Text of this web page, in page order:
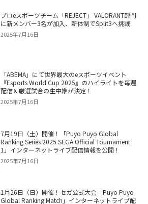
プロeスポーツチーム「REJECT」 VALORANT部門
に新メンバー3名が加入、新体制でSplit3へ挑戦
2025年7月16日
「ABEMA」にて世界最大のeスポーツイベント
『Esports World Cup 2025』のハイライトを毎週
配信＆厳選試合の生中継が決定！
2025年7月16日
7月19日（土）開催！「Puyo Puyo Global
Ranking Series 2025 SEGA Official Tournament
1」インターネットライブ配信情報を公開！
2025年7月16日
1月26日（日）開催！セガ公式大会「Puyo Puyo
Global Ranking Match」インターネットライブ配